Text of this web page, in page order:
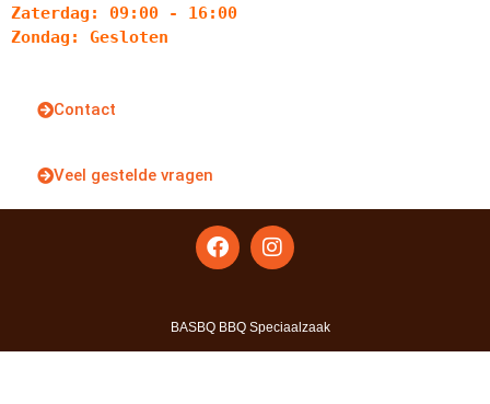
Zaterdag: 09:00 - 16:00
Zondag: Gesloten
Contact
Veel gestelde vragen
BASBQ BBQ Speciaalzaak